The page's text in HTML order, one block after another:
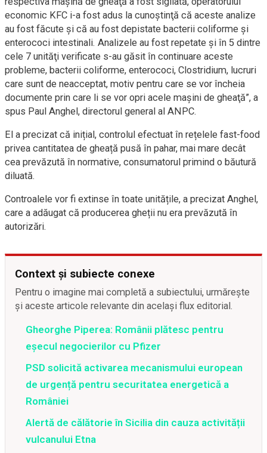
economic KFC i-a fost adus la cunoştinţă că aceste analize
au fost făcute şi că au fost depistate bacterii coliforme şi
enterococi intestinali. Analizele au fost repetate și în 5 dintre
cele 7 unităţi verificate s-au găsit în continuare aceste
probleme, bacterii coliforme, enterococi, Clostridium, lucruri
care sunt de neacceptat, motiv pentru care se vor încheia
documente prin care li se vor opri acele maşini de gheaţă”, a
spus Paul Anghel, directorul general al ANPC.
El a precizat că inițial, controlul efectuat în rețelele fast-food
privea cantitatea de gheață pusă în pahar, mai mare decât
cea prevăzută în normative, consumatorul primind o băutură
diluată.
Controalele vor fi extinse în toate unitățile, a precizat Anghel,
care a adăugat că producerea gheții nu era prevăzută în
autorizări.
Context și subiecte conexe
Pentru o imagine mai completă a subiectului, urmărește
și aceste articole relevante din același flux editorial.
Gheorghe Piperea: Românii plătesc pentru
eșecul negocierilor cu Pfizer
PSD solicită activarea mecanismului european
de urgență pentru securitatea energetică a
României
Alertă de călătorie în Sicilia din cauza activității
vulcanului Etna